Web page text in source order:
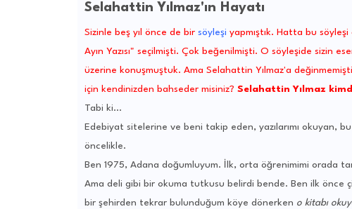
Selahattin Yılmaz'ın Hayatı
Sizinle beş yıl önce de bir söyleşi yapmıştık. Hatta bu
Ayın Yazısı" seçilmişti. Çok beğenilmişti. O söyleşide sizin
üzerine konuşmuştuk. Ama Selahattin Yılmaz'a
için kendinizden bahseder misiniz? Selahattin Yılmaz
Tabi ki...
Edebiyat sitelerine ve beni takip eden, yazılarımı okuyan,
öncelikle.
Ben 1975, Adana doğumluyum. İlk, orta öğrenimimi orada
Ama deli gibi bir okuma tutkusu belirdi bende. Ben ilk önce
bir şehirden tekrar bulunduğum köye dönerken o kitabı